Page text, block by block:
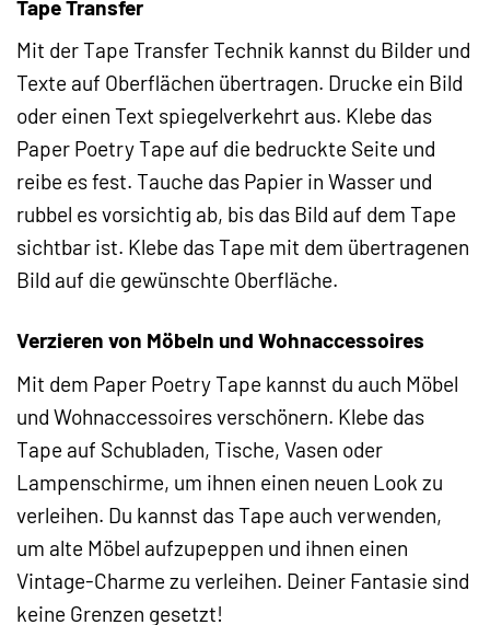
Tape Transfer
Mit der Tape Transfer Technik kannst du Bilder und
Texte auf Oberflächen übertragen. Drucke ein Bild
oder einen Text spiegelverkehrt aus. Klebe das
Paper Poetry Tape auf die bedruckte Seite und
reibe es fest. Tauche das Papier in Wasser und
rubbel es vorsichtig ab, bis das Bild auf dem Tape
sichtbar ist. Klebe das Tape mit dem übertragenen
Bild auf die gewünschte Oberfläche.
Verzieren von Möbeln und Wohnaccessoires
Mit dem Paper Poetry Tape kannst du auch Möbel
und Wohnaccessoires verschönern. Klebe das
Tape auf Schubladen, Tische, Vasen oder
Lampenschirme, um ihnen einen neuen Look zu
verleihen. Du kannst das Tape auch verwenden,
um alte Möbel aufzupeppen und ihnen einen
Vintage-Charme zu verleihen. Deiner Fantasie sind
keine Grenzen gesetzt!